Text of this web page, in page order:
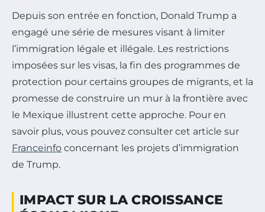
Depuis son entrée en fonction, Donald Trump a
engagé une série de mesures visant à limiter
l’immigration légale et illégale. Les restrictions
imposées sur les visas, la fin des programmes de
protection pour certains groupes de migrants, et la
promesse de construire un mur à la frontière avec
le Mexique illustrent cette approche. Pour en
savoir plus, vous pouvez consulter cet article sur
Franceinfo concernant les projets d’immigration
de Trump.
IMPACT SUR LA CROISSANCE